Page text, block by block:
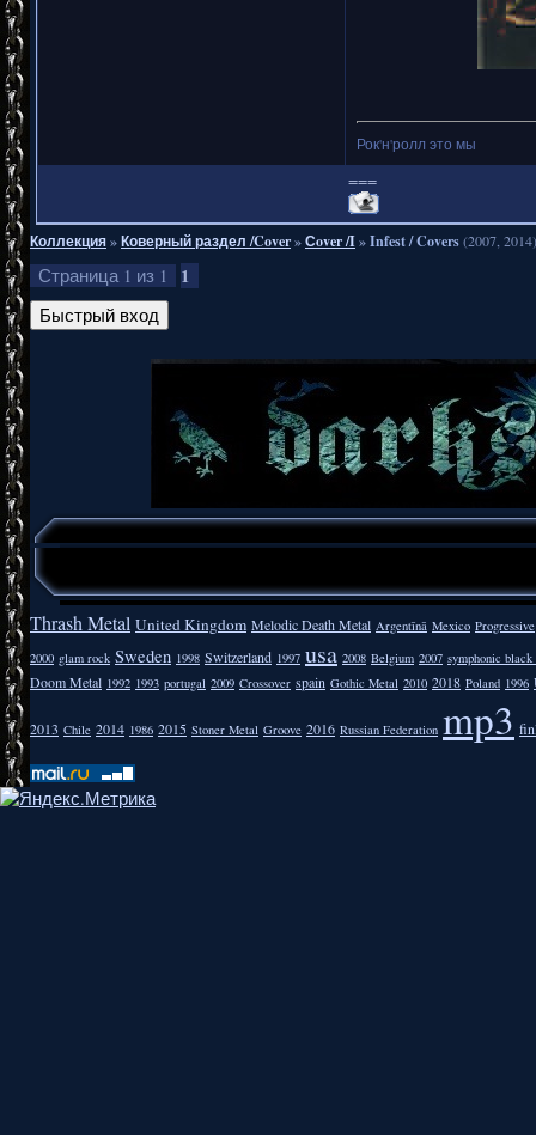
Рок'н'ролл это мы
===
Коллекция»Коверный раздел /Cover»Сover /I»Infest / Covers(2007, 2014)
Страница 1 из 1 1
Thrash Metal United Kingdom Melodic Death Metal Argentīnā Mexico Progressive
2000 glam rock Sweden 1998 Switzerland 1997 usa 2008 Belgium 2007 symphonic
Doom Metal 1992 1993 portugal 2009 Crossover spain Gothic Metal 2010 2018 Poland 1996
2013 Chile 2014 1986 2015 Stoner Metal Groove 2016 Russian Federation mp3